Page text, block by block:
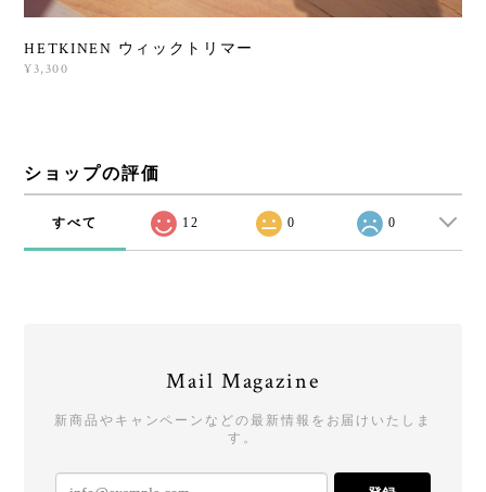
HETKINEN ウィックトリマー
¥3,300
ショップの評価
すべて 12 0 0
Mail Magazine
新商品やキャンペーンなどの最新情報をお届けいたしま
す。